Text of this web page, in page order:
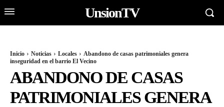
UnsionTV
Inicio Noticias Locales
Abandono de casas patrimoniales genera
inseguridad en el barrio El Vecino
ABANDONO DE CASAS
PATRIMONIALES GENERA